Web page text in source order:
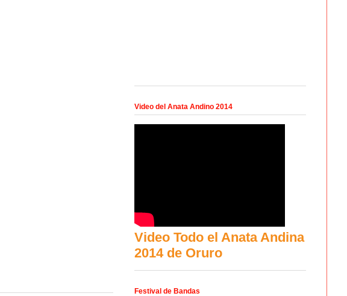
Video del Anata Andino 2014
Video Todo el Anata Andina
2014 de Oruro
Festival de Bandas